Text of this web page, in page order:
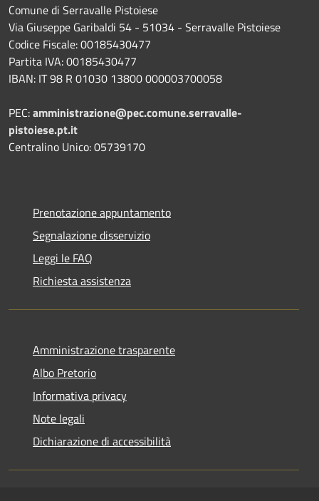
Comune di Serravalle Pistoiese
Via Giuseppe Garibaldi 54 - 51034 - Serravalle Pistoiese
Codice Fiscale: 00185430477
Partita IVA: 00185430477
IBAN: IT 98 R 01030 13800 000003700058
PEC:amministrazione@pec.comune.serravalle-
pistoiese.pt.it
Centralino Unico: 05739170
Prenotazione appuntamento
Segnalazione disservizio
Leggi le FAQ
Richiesta assistenza
Amministrazione trasparente
Albo Pretorio
Informativa privacy
Note legali
Dichiarazione di accessibilità